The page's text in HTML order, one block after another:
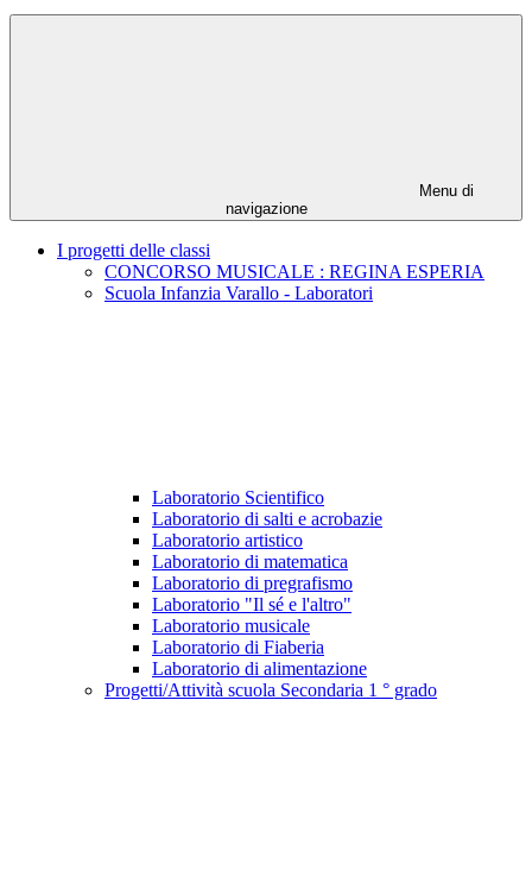
Menu di
navigazione
I progetti delle classi
CONCORSO MUSICALE : REGINA ESPERIA
Scuola Infanzia Varallo - Laboratori
Laboratorio Scientifico
Laboratorio di salti e acrobazie
Laboratorio artistico
Laboratorio di matematica
Laboratorio di pregrafismo
Laboratorio "Il sé e l'altro"
Laboratorio musicale
Laboratorio di Fiaberia
Laboratorio di alimentazione
Progetti/Attività scuola Secondaria 1 ° grado